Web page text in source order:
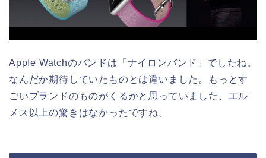
Apple Watchのバンドは「ナイロンバンド」でしたね。
なんだか期待していたものとは違いました。もっとす
ごいブランドのものがくるかと思っていました、エル
メス以上の驚きはなかったですね。